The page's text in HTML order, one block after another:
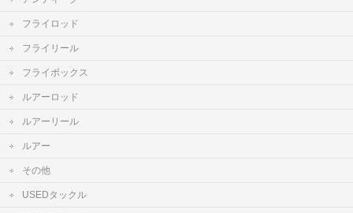
フライロッド
フライリール
フライボックス
ルアーロッド
ルアーリール
ルアー
その他
USEDタックル